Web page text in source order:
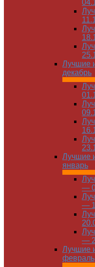
Лучшие
декабрь
Лучшие
январь
—
—
—
Лучшие
февраль